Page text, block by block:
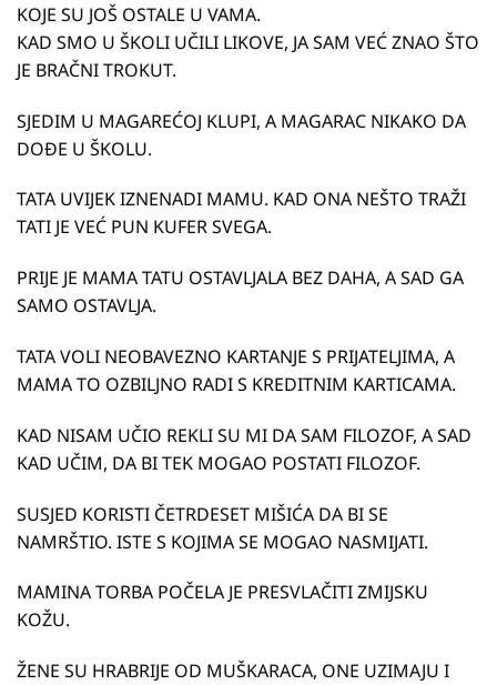
KOJE SU JOŠ OSTALE U VAMA.
KAD SMO U ŠKOLI UČILI LIKOVE, JA SAM VEĆ ZNAO ŠTO
JE BRAČNI TROKUT.
SJEDIM U MAGAREĆOJ KLUPI, A MAGARAC NIKAKO DA
DOĐE U ŠKOLU.
TATA UVIJEK IZNENADI MAMU. KAD ONA NEŠTO TRAŽI
TATI JE VEĆ PUN KUFER SVEGA.
PRIJE JE MAMA TATU OSTAVLJALA BEZ DAHA, A SAD GA
SAMO OSTAVLJA.
TATA VOLI NEOBAVEZNO KARTANJE S PRIJATELJIMA, A
MAMA TO OZBILJNO RADI S KREDITNIM KARTICAMA.
KAD NISAM UČIO REKLI SU MI DA SAM FILOZOF, A SAD
KAD UČIM, DA BI TEK MOGAO POSTATI FILOZOF.
SUSJED KORISTI ČETRDESET MIŠIĆA DA BI SE
NAMRŠTIO. ISTE S KOJIMA SE MOGAO NASMIJATI.
MAMINA TORBA POČELA JE PRESVLAČITI ZMIJSKU
KOŽU.
ŽENE SU HRABRIJE OD MUŠKARACA, ONE UZIMAJU I